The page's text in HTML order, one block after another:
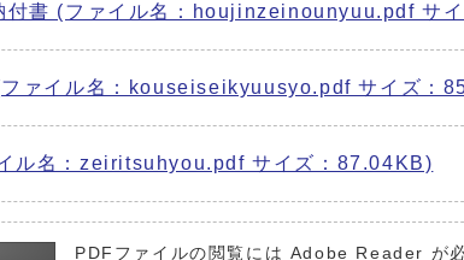
付書 (ファイル名：houjinzeinounyuu.pdf サ
ァイル名：kouseiseikyuusyo.pdf サイズ：
ル名：zeiritsuhyou.pdf サイズ：87.04KB)
PDFファイルの閲覧には Adobe Reader が